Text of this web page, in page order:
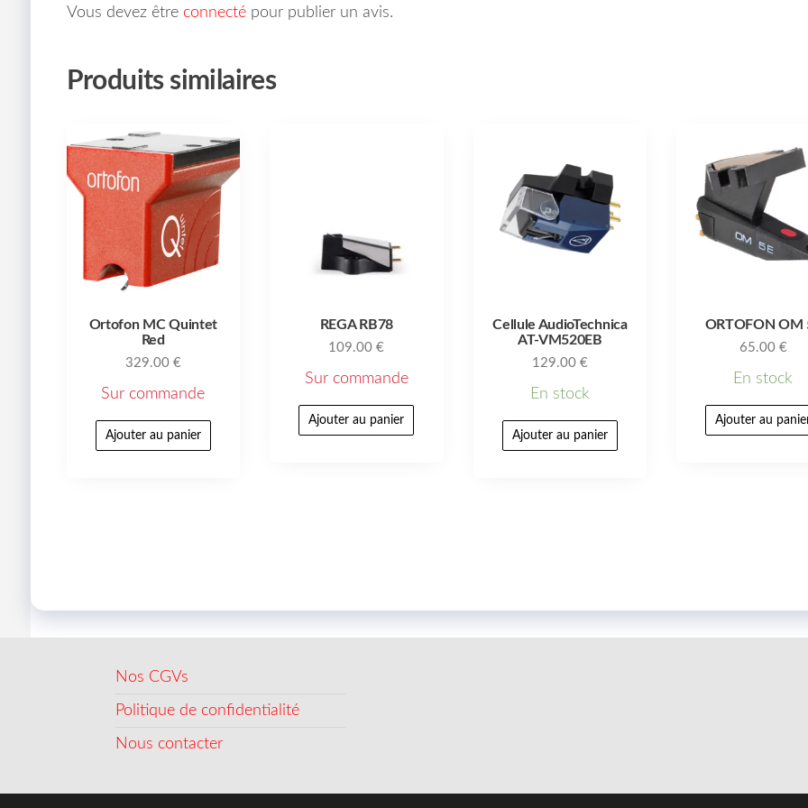
Vous devez être connectépour publier un avis.
Produits similaires
Ortofon MC Quintet
Red
329.00 €
Sur commande
Ajouter au panier
REGA RB78
109.00€
Sur commande
Ajouter au panier
Cellule AudioTechnica
AT-VM520EB
129.00 €
En stock
Ajouter au panier
ORTOFON OM
65.00 €
En stock
Ajouter au
Nos CGVs
Politique de confidentialité
Nous contacter